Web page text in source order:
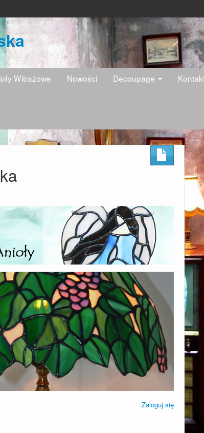
Witrażowe Nowości Decoupage
Zaloguj się